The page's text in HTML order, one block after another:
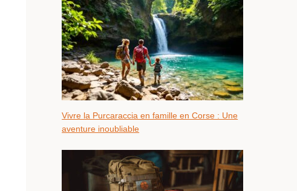
Vivre la Purcaraccia en famille en Corse : Une
aventure inoubliable